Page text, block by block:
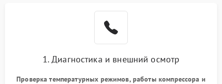
1. Диагностика и внешний осмотр
Проверка температурных режимов, работы компрессора и